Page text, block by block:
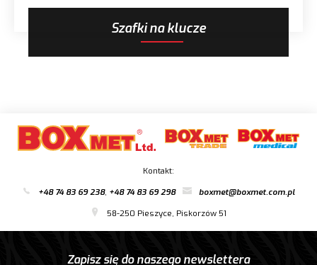
Szafki na klucze
Kontakt:
+48 74 83 69 238, +48 74 83 69 298
boxmet@boxmet.com.pl
58-250 Pieszyce, Piskorzów 51
Zapisz się do naszego newslettera